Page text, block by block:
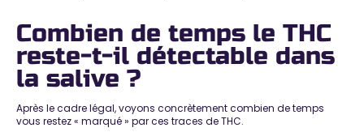
Combien de temps le THC
reste-t-il détectable dans
la salive ?
Après le cadre légal, voyons concrètementcombien de temps
vous restez « marqué » par ces traces de THC.